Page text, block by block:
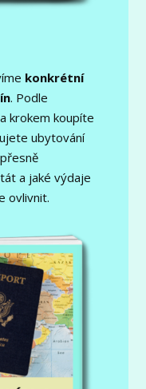
konkrétní
. Podle
krokem koupíte
ubytování
a jaké výdaje
ovlivnit.